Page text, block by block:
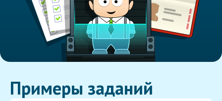
Примеры заданий